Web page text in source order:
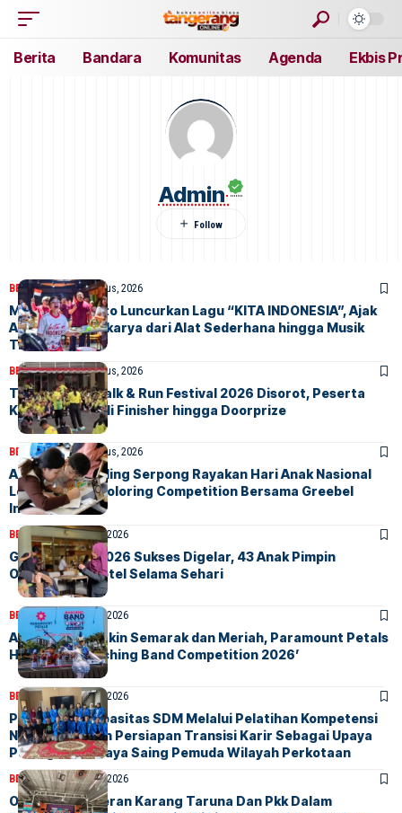
Berita Bandara Komunitas Agenda Ekbis
Admin
BERITAINDEX2 Agustus, 2026
Marissa Sutanto Luncurkan Lagu “KITA INDONESIA”, Ajak
Anak Muda Berkarya dari Alat Sederhana hingga Musik
Tradisional
BERITAINDEX2 Agustus, 2026
Tangsel Fun Walk & Run Festival 2026 Disorot, Peserta
Keluhkan Medali Finisher hingga Doorprize
BERITAINDEX1 Agustus, 2026
Atria Hotel Gading Serpong Rayakan Hari Anak Nasional
Lewat Family Coloring Competition Bersama Greebel
Indonesia
BERITAINDEX31 Juli, 2026
GM For A Day 2026 Sukses Digelar, 43 Anak Pimpin
Operasional Hotel Selama Sehari
BERITAINDEX29 Juli, 2026
Akhir Pekan Makin Semarak dan Meriah, Paramount Petals
Hadirkan ‘Marching Band Competition 2026’
BERITA INDEX28 Juli, 2026
Penguatan Kapasitas SDM Melalui Pelatihan Kompetensi
Non-Teknis Dan Persiapan Transisi Karir Sebagai Upaya
Peningkatan Daya Saing Pemuda Wilayah Perkotaan
BERITAINDEX28 Juli, 2026
Optimalisasi Peran Karang Taruna Dan Pkk Dalam